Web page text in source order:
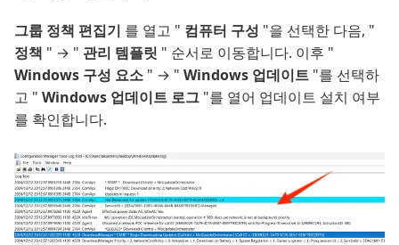
그룹 정책 편집기 를 열고 " 컴퓨터 구성 "을 선택한 다음, "
정책 " → " 관리 템플릿 " 순서로 이동합니다. 이후 "
Windows 구성 요소 " → " Windows 업데이트 "를 선택하
고 " Windows 업데이트 로그 "를 열어 업데이트 설치 여부
를 확인합니다.